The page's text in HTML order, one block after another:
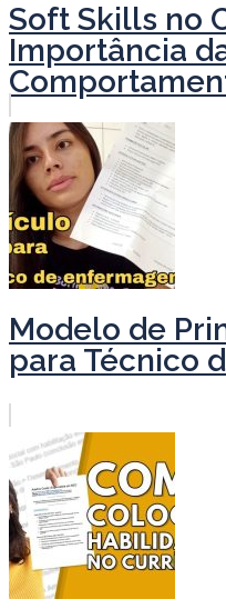
Soft Skills no
Importância
Modelo de
para Técnico